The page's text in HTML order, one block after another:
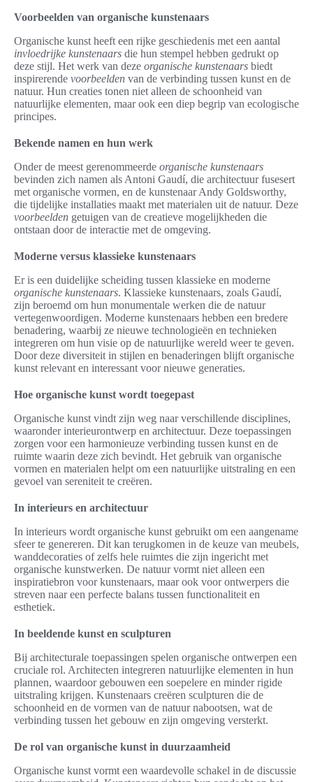
Voorbeelden van organische kunstenaars
Organische kunst heeft een rijke geschiedenis met een aantal
invloedrijke kunstenaars die hun stempel hebben gedrukt op
deze stijl. Het werk van deze organische kunstenaars biedt
inspirerende voorbeelden van de verbinding tussen kunst en de
natuur. Hun creaties tonen niet alleen de schoonheid van
natuurlijke elementen, maar ook een diep begrip van ecologische
principes.
Bekende namen en hun werk
Onder de meest gerenommeerde organische kunstenaars
bevinden zich namen als Antoni Gaudí, die architectuur fusesert
met organische vormen, en de kunstenaar Andy Goldsworthy,
die tijdelijke installaties maakt met materialen uit de natuur. Deze
voorbeelden getuigen van de creatieve mogelijkheden die
ontstaan door de interactie met de omgeving.
Moderne versus klassieke kunstenaars
Er is een duidelijke scheiding tussen klassieke en moderne
organische kunstenaars. Klassieke kunstenaars, zoals Gaudí,
zijn beroemd om hun monumentale werken die de natuur
vertegenwoordigen. Moderne kunstenaars hebben een bredere
benadering, waarbij ze nieuwe technologieën en technieken
integreren om hun visie op de natuurlijke wereld weer te geven.
Door deze diversiteit in stijlen en benaderingen blijft organische
kunst relevant en interessant voor nieuwe generaties.
Hoe organische kunst wordt toegepast
Organische kunst vindt zijn weg naar verschillende disciplines,
waaronder interieurontwerp en architectuur. Deze toepassingen
zorgen voor een harmonieuze verbinding tussen kunst en de
ruimte waarin deze zich bevindt. Het gebruik van organische
vormen en materialen helpt om een natuurlijke uitstraling en een
gevoel van sereniteit te creëren.
In interieurs en architectuur
In interieurs wordt organische kunst gebruikt om een aangename
sfeer te genereren. Dit kan terugkomen in de keuze van meubels,
wanddecoraties of zelfs hele ruimtes die zijn ingericht met
organische kunstwerken. De natuur vormt niet alleen een
inspiratiebron voor kunstenaars, maar ook voor ontwerpers die
streven naar een perfecte balans tussen functionaliteit en
esthetiek.
In beeldende kunst en sculpturen
Bij architecturale toepassingen spelen organische ontwerpen een
cruciale rol. Architecten integreren natuurlijke elementen in hun
plannen, waardoor gebouwen een soepelere en minder rigide
uitstraling krijgen. Kunstenaars creëren sculpturen die de
schoonheid en de vormen van de natuur nabootsen, wat de
verbinding tussen het gebouw en zijn omgeving versterkt.
De rol van organische kunst in duurzaamheid
Organische kunst vormt een waardevolle schakel in de discussie